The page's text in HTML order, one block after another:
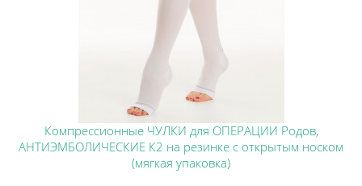
Компрессионные ЧУЛКИ для ОПЕРАЦИИ Родов,
АНТИЭМБОЛИЧЕСКИЕ К2 на резинке с открытым носком
(мягкая упаковка)